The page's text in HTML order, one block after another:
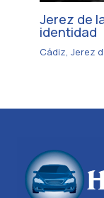
Jerez de
identidad
Cádiz,Jerez